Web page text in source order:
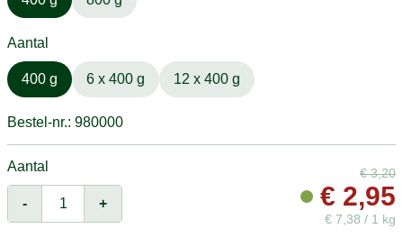
Aantal
400 g 6 x 400 g 12 x 400 g
Bestel-nr.: 980000
Aantal
- +
€3,20
€ 2,95
€ 7,38 / 1 kg